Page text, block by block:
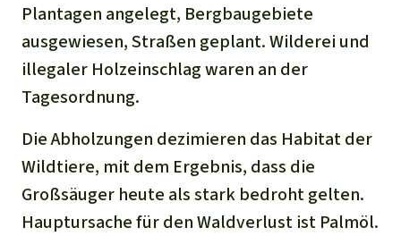
Plantagen angelegt, Bergbaugebiete
ausgewiesen, Straßen geplant. Wilderei und
illegaler Holzeinschlag waren an der
Tagesordnung.
Die Abholzungen dezimieren das Habitat der
Wildtiere, mit dem Ergebnis, dass die
Großsäuger heute als stark bedroht gelten.
Hauptursache für den Waldverlust ist Palmöl.